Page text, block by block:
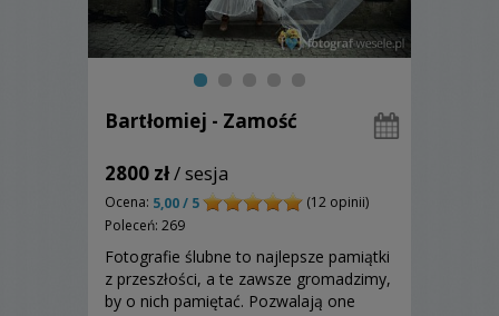
Bartłomiej - Zamość
2800 zł/ sesja
Ocena: 5,00 / 5
(12 opinii)
Poleceń: 269
Fotografie ślubne to najlepsze pamiątki
z przeszłości, a te zawsze gromadzimy,
by o nich pamiętać. Pozwalają one